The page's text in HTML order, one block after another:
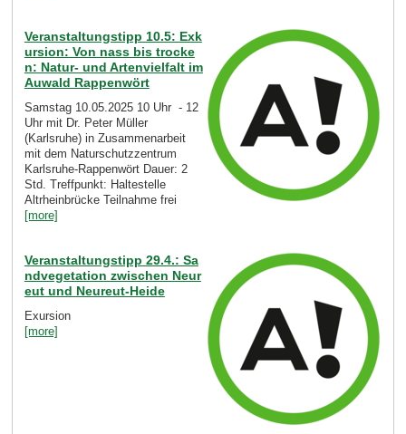
Veranstaltungstipp 10.5: Exk
ursion: Von nass bis trocke
n: Natur- und Artenvielfalt im
Auwald Rappenwört
Samstag 10.05.2025 10 Uhr - 12
Uhr mit Dr. Peter Müller
(Karlsruhe) in Zusammenarbeit
mit dem Naturschutzzentrum
Karlsruhe-Rappenwört Dauer: 2
Std. Treffpunkt: Haltestelle
Altrheinbrücke Teilnahme frei
[more]
Veranstaltungstipp 29.4.: Sa
ndvegetation zwischen Neur
eut und Neureut-Heide
Exursion
[more]